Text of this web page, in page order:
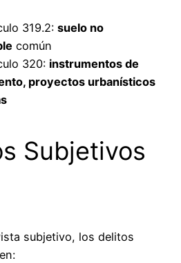
319.2: suelo no
común
320: instrumentos de
proyectos urbanísticos
Subjetivos
subjetivo, los delitos